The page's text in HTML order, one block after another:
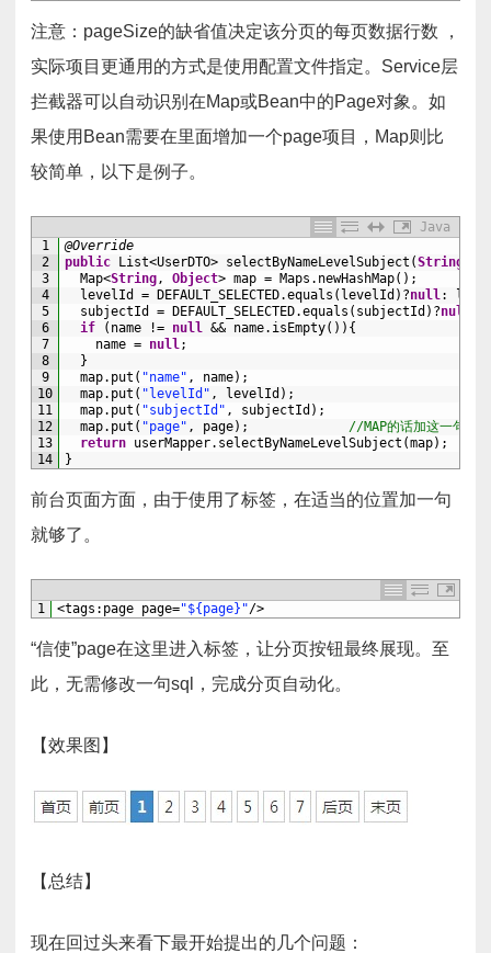
注意：pageSize的缺省值决定该分页的每页数据行数 ，
实际项目更通用的方式是使用配置文件指定。Service层
拦截器可以自动识别在Map或Bean中的Page对象。如
果使用Bean需要在里面增加一个page项目，Map则比
较简单，以下是例子。
Java
1
2
3
4
5
6
7
8
9
10
11
12
13
14
@Override
public
List<UserDTO> selectByNameLevelSubject (String
Map<String, Object> map = Maps . newHashMap( ) ;
levelId
= DEFAULT_SELECTED.equals ( levelId ) ?null:
subjectId
= DEFAULT_SELECTED.equals ( subjectId ) ?null
if
( name != null && name. isEmpty( ) ) {
name = null;
}
map. put ( "name" , name) ;
map. put ( "levelId" , levelId ) ;
map. put ( "subjectId" , subjectId ) ;
map. put ( "page" , page) ;
//MAP的话加这一句就
return userMapper. selectByNameLevelSubject (map) ;
}
前台页面方面，由于使用了标签，在适当的位置加一句
就够了。
1 <tags : page page="${page}"/>
“信使”page在这里进入标签，让分页按钮最终展现。至
此，无需修改一句sql，完成分页自动化。
【效果图】
【总结】
现在回过头来看下最开始提出的几个问题：